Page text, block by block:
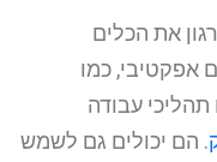
את הכלים
אפקטיבי, כמו
עבודה
. הם יכולים גם לשמש